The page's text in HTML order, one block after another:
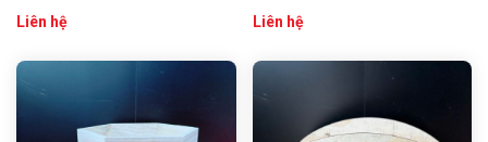
Liên hệ Liên hệ